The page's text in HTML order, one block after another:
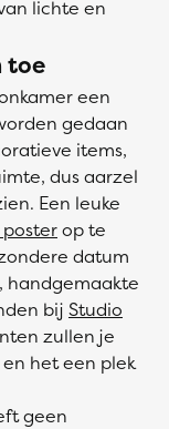
lichte en
toe
een
gedaan
items,
dus aarzel
Een leuke
op te
datum
handgemaakte
bij Studio
zullen je
het een plek
geen